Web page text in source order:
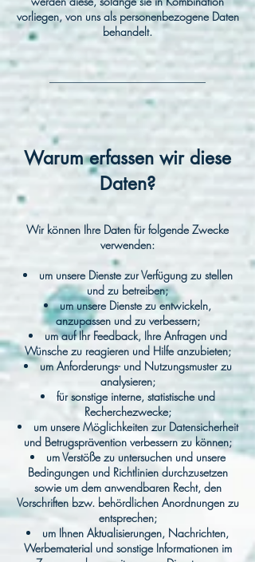
vorliegen, von uns als personenbezogene Daten
behandelt.
____________________________​
Warum erfassen wir diese
Daten?
Wir können Ihre Daten für folgende Zwecke
verwenden:
um unsere Dienste zur Verfügung zu stellen
und zu betreiben;
um unsere Dienste zu entwickeln,
anzupassen und zu verbessern;
um auf Ihr Feedback, Ihre Anfragen und
Wünsche zu reagieren und Hilfe anzubieten;
um Anforderungs- und Nutzungsmuster zu
analysieren;
für sonstige interne, statistische und
Recherchezwecke;
um unsere Möglichkeiten zur Datensicherheit
und Betrugsprävention verbessern zu können;
um Verstöße zu untersuchen und unsere
Bedingungen und Richtlinien durchzusetzen
sowie um dem anwendbaren Recht, den
Vorschriften bzw. behördlichen Anordnungen zu
entsprechen;
um Ihnen Aktualisierungen, Nachrichten,
Werbematerial und sonstige Informationen im